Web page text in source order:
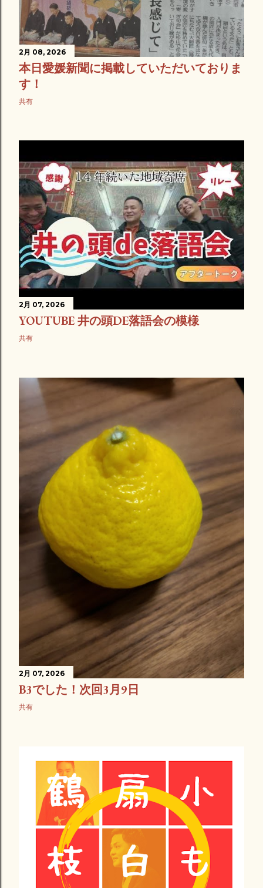
2月 08, 2026
本日愛媛新聞に掲載していただいておりま
す！
共有
2月 07, 2026
YOUTUBE 井の頭DE落語会の模様
共有
2月 07, 2026
B3でした！次回3月9日
共有